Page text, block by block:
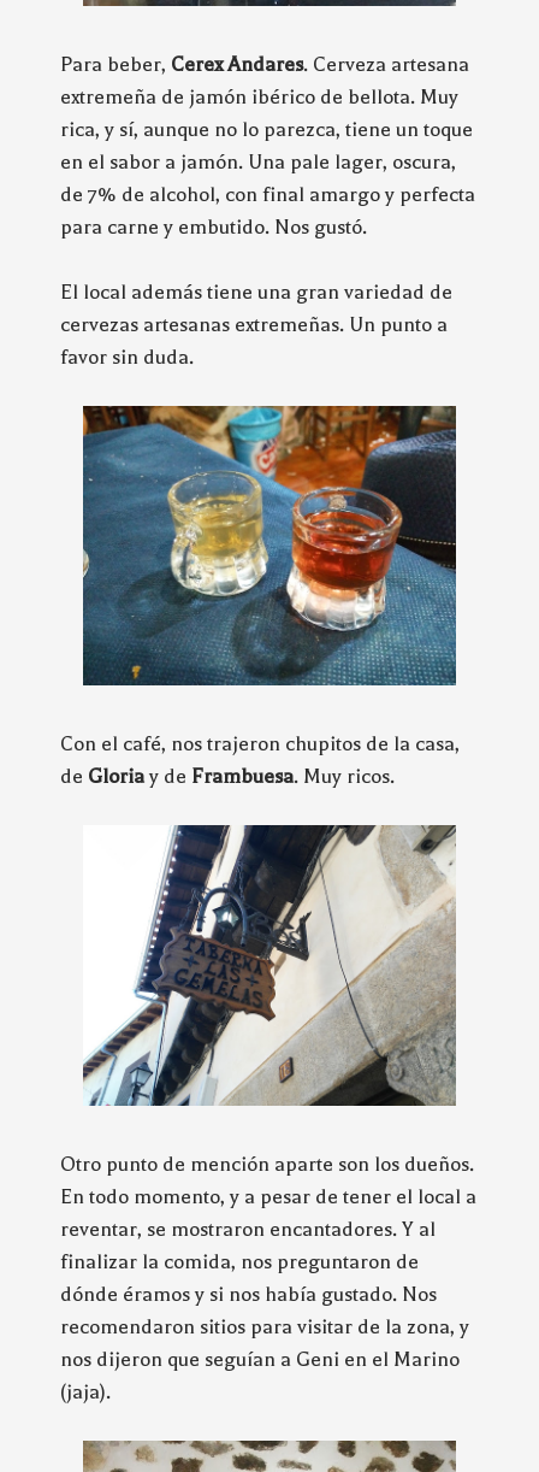
Para beber, Cerex Andares. Cerveza artesana
extremeña de jamón ibérico de bellota. Muy
rica, y sí, aunque no lo parezca, tiene un toque
en el sabor a jamón. Una pale lager, oscura,
de 7% de alcohol, con final amargo y perfecta
para carne y embutido. Nos gustó.
El local además tiene una gran variedad de
cervezas artesanas extremeñas. Un punto a
favor sin duda.
Con el café, nos trajeron chupitos de la casa,
de Gloria y de Frambuesa. Muy ricos.
Otro punto de mención aparte son los dueños.
En todo momento, y a pesar de tener el local a
reventar, se mostraron encantadores. Y al
finalizar la comida, nos preguntaron de
dónde éramos y si nos había gustado. Nos
recomendaron sitios para visitar de la zona, y
nos dijeron que seguían a Geni en el Marino
(jaja).